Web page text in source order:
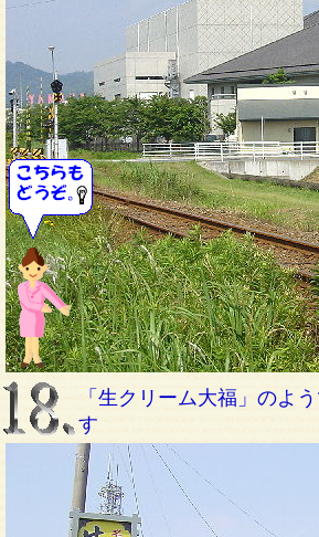
「生クリーム大福」のよ
す